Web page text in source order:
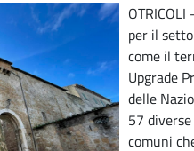
per il
come il
Upgrade
delle
57
comuni